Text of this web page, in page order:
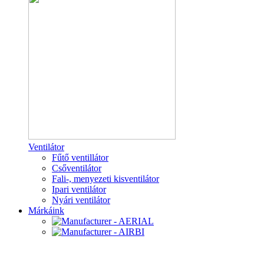
Ventilátor
Fűtő ventillátor
Csőventilátor
Fali-, menyezeti kisventilátor
Ipari ventilátor
Nyári ventilátor
Márkáink